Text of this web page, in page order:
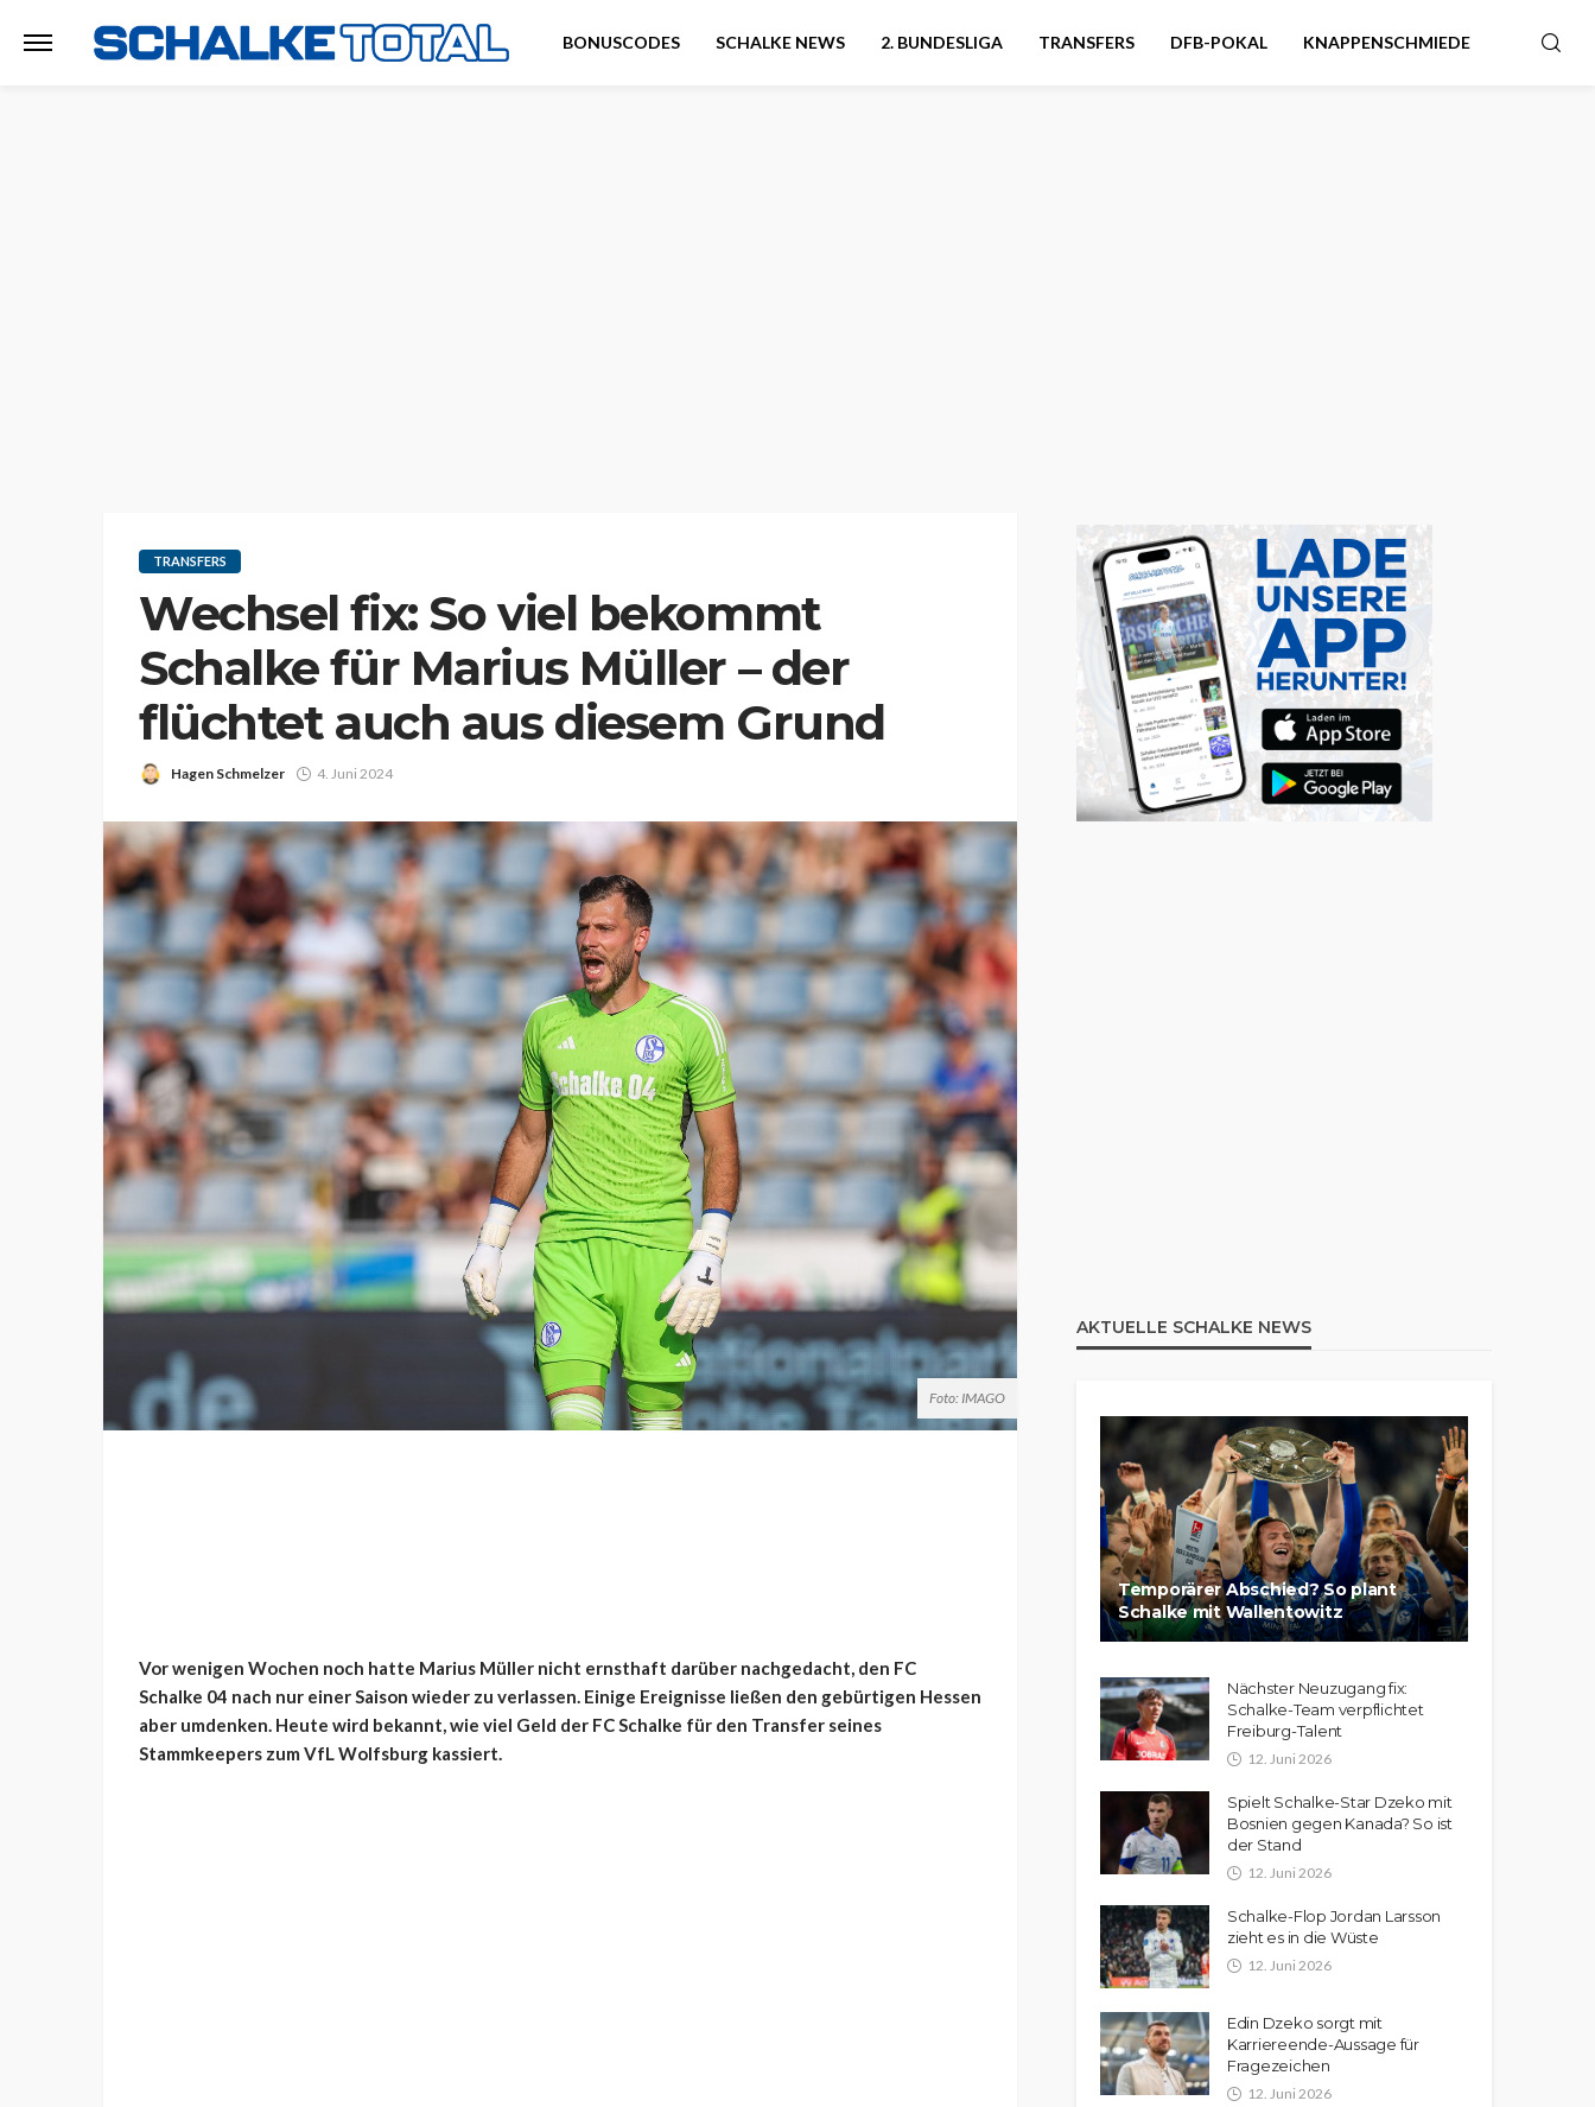
BONUSCODES SCHALKE NEWS 2. BUNDESLIGA TRANSFERS DFB-POKAL KNAPPENSCHMIEDE
TRANSFERS
Wechsel fix: So viel bekommt
Schalke für Marius Müller – der
flüchtet auch aus diesem Grund
Hagen Schmelzer 4. Juni 2024
Foto: IMAGO
Vor wenigen Wochen noch hatte Marius Müller nicht ernsthaft darüber nachgedacht, den FC
Schalke 04 nach nur einer Saison wieder zu verlassen. Einige Ereignisse ließen den gebürtigen Hessen
aber umdenken. Heute wird bekannt, wie viel Geld der FC Schalke für den Transfer seines
Stammkeepers zum VfL Wolfsburg kassiert.
AKTUELLE SCHALKE NEWS
Temporärer Abschied? So plant
Schalke mit Wallentowitz
Nächster Neuzugang fix:
Schalke-Team verpflichtet
Freiburg-Talent
12. Juni 2026
Spielt Schalke-Star Dzeko mit
Bosnien gegen Kanada? So ist
der Stand
12. Juni 2026
Schalke-Flop Jordan Larsson
zieht es in die Wüste
12. Juni 2026
Edin Dzeko sorgt mit
Karriereende-Aussage für
Fragezeichen
12. Juni 2026